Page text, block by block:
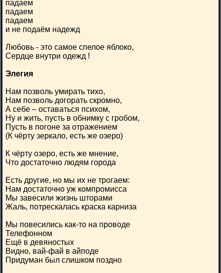
падаем
падаем
падаем
и не подаём надежд
Любовь - это самое спелое яблоко,
Сердце внутри одежд !
Элегия
Нам позволь умирать тихо,
Нам позволь догорать скромно,
А себе – оставаться психом,
Ну и жить, пусть в обнимку с гробом,
Пусть в погоне за отражением
(К чёрту зеркало, есть же озеро)
К чёрту озеро, есть же мнение,
Что достаточно людям города
Есть другие, но мы их не трогаем:
Нам достаточно уж компромисса
Мы завесили жизнь шторами
Жаль, потрескалась краска карниза
Мы повесились как-то на проводе
Телефонном
Ещё в девяностых
Видно, вай-фай в айподе
Придуман был слишком поздно